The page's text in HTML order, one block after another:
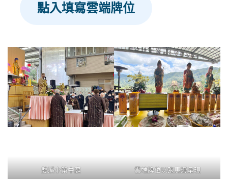
點入填寫雲端牌位
雙溪小築中庭 雲端牌位以跑馬燈呈現